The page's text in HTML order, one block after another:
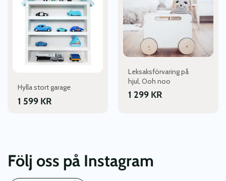
Hylla stort garage
1 599 KR
Leksaksförvaring på
hjul, Ooh noo
1 299 KR
Följ oss på Instagram